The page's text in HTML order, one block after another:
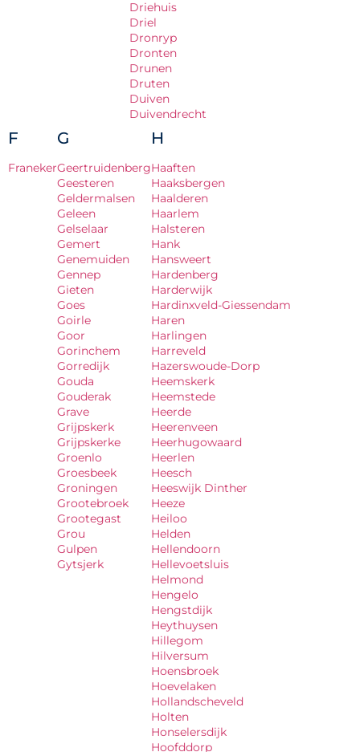
Driehuis
Driel
Dronryp
Dronten
Drunen
Druten
Duiven
Duivendrecht
F
Franeker
G
Geertruidenberg
Geesteren
Geldermalsen
Geleen
Gelselaar
Gemert
Genemuiden
Gennep
Gieten
Goes
Goirle
Goor
Gorinchem
Gorredijk
Gouda
Gouderak
Grave
Grijpskerk
Grijpskerke
Groenlo
Groesbeek
Groningen
Grootebroek
Grootegast
Grou
Gulpen
Gytsjerk
H
Haaften
Haaksbergen
Haalderen
Haarlem
Halsteren
Hank
Hansweert
Hardenberg
Harderwijk
Hardinxveld-Giessendam
Haren
Harlingen
Harreveld
Hazerswoude-Dorp
Heemskerk
Heemstede
Heerde
Heerenveen
Heerhugowaard
Heerlen
Heesch
Heeswijk Dinther
Heeze
Heiloo
Helden
Hellendoorn
Hellevoetsluis
Helmond
Hengelo
Hengstdijk
Heythuysen
Hillegom
Hilversum
Hoensbroek
Hoevelaken
Hollandscheveld
Holten
Honselersdijk
Hoofddorp